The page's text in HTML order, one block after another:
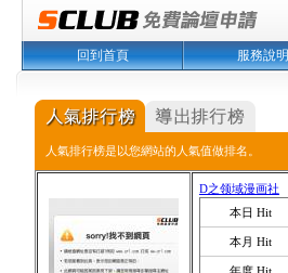
回到首頁 服務說明
人氣排行榜是以您網站的人氣值做排名。
D之领域漫画社
本日 Hit
本月 Hit